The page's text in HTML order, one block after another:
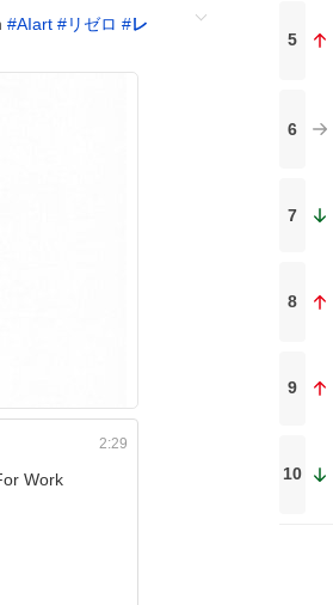
#AIart #リゼロ #レ
2:29
5
6
7
8
9
10